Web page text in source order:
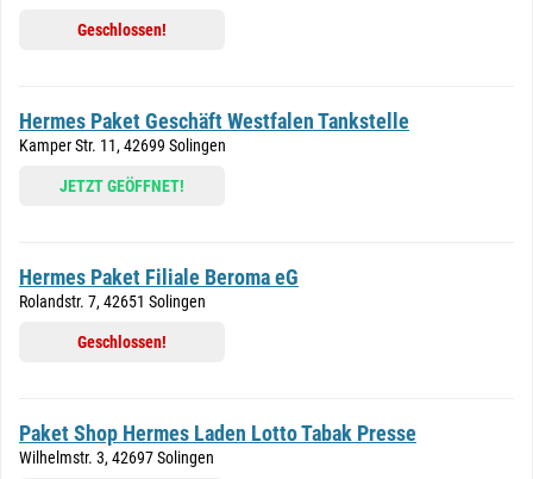
Geschlossen!
Hermes Paket Geschäft Westfalen Tankstelle
Kamper Str. 11, 42699 Solingen
JETZT GEÖFFNET!
Hermes Paket Filiale Beroma eG
Rolandstr. 7, 42651 Solingen
Geschlossen!
Paket Shop Hermes Laden Lotto Tabak Presse
Wilhelmstr. 3, 42697 Solingen